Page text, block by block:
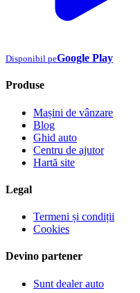
Disponibil peGoogle Play
Produse
Mașini de vânzare
Blog
Ghid auto
Centru de ajutor
Hartă site
Legal
Termeni și condiții
Cookies
Devino partener
Sunt dealer auto